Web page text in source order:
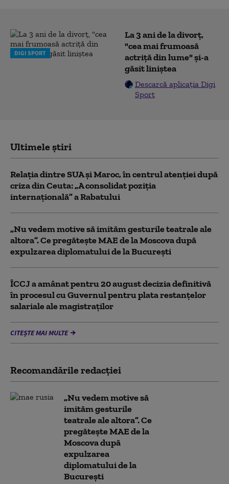
DIGI SPORT
La 3 ani de la divorț,
"cea mai frumoasă
actriță din lume" și-a
găsit liniștea
Descarcă aplicația Digi
Sport
Ultimele știri
Relația dintre SUA și Maroc, în centrul atenției după
criza din Ceuta: „A consolidat poziția
internațională” a Rabatului
„Nu vedem motive să imităm gesturile teatrale ale
altora”. Ce pregătește MAE de la Moscova după
expulzarea diplomatului de la București
ÎCCJ a amânat pentru 20 august decizia definitivă
în procesul cu Guvernul pentru plata restanțelor
salariale ale magistraților
CITEȘTE MAI MULTE
Recomandările redacţiei
„Nu vedem motive să
imităm gesturile
teatrale ale altora”. Ce
pregătește MAE de la
Moscova după
expulzarea
diplomatului de la
București